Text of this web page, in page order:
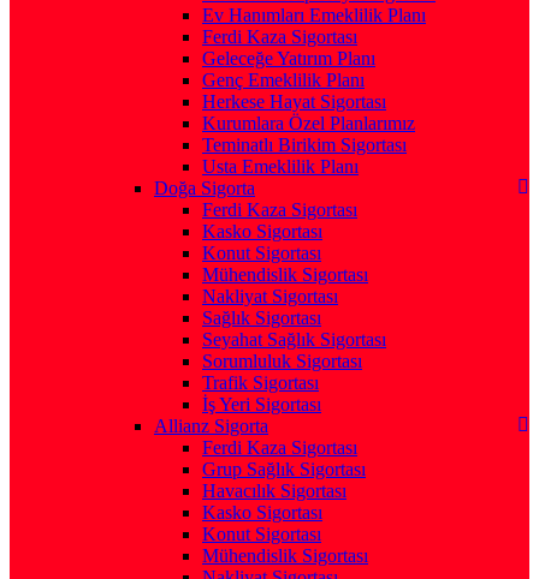
Ev Hanımları Emeklilik Planı
Ferdi Kaza Sigortası
Geleceğe Yatırım Planı
Genç Emeklilik Planı
Herkese Hayat Sigortası
Kurumlara Özel Planlarımız
Teminatlı Birikim Sigortası
Usta Emeklilik Planı
Doğa Sigorta
Ferdi Kaza Sigortası
Kasko Sigortası
Konut Sigortası
Mühendislik Sigortası
Nakliyat Sigortası
Sağlık Sigortası
Seyahat Sağlık Sigortası
Sorumluluk Sigortası
Trafik Sigortası
İş Yeri Sigortası
Allianz Sigorta
Ferdi Kaza Sigortası
Grup Sağlık Sigortası
Havacılık Sigortası
Kasko Sigortası
Konut Sigortası
Mühendislik Sigortası